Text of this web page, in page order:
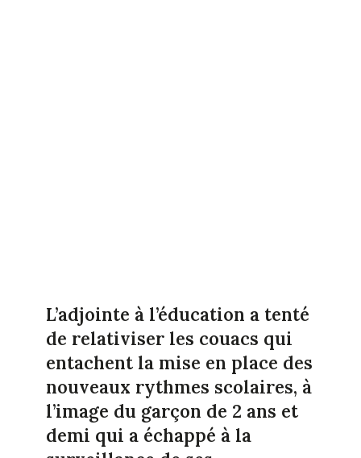
L’adjointe à l’éducation a tenté
de relativiser les couacs qui
entachent la mise en place des
nouveaux rythmes scolaires, à
l’image du garçon de 2 ans et
demi qui a échappé à la